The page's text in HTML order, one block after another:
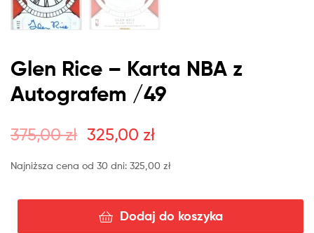
Glen Rice – Karta NBA z
Autografem /49
375,00zł 325,00 zł
Najniższa cena od 30 dni: 325,00 zł
Dodaj do koszyka